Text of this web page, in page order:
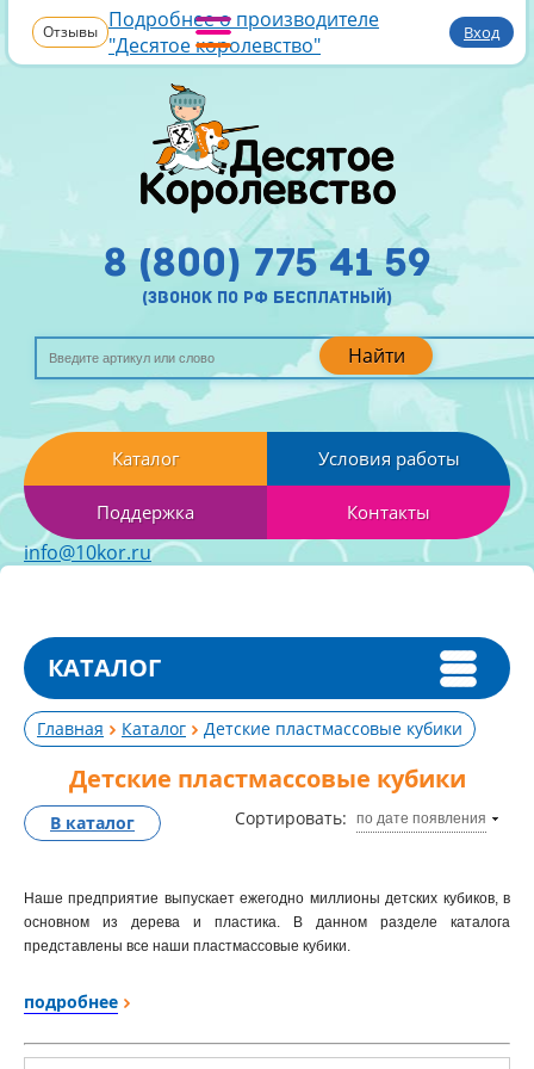
Отзывы Подробнее о производителе
"Десятое королевство"
Вход
Найти
8 (800) 775 41 59
(звонок по рф бесплатный)
Каталог Условия работы
Поддержка Контакты
info@10kor.ru
КАТАЛОГ
Главная Каталог Детские пластмассовые кубики
Детские пластмассовые кубики
Сортировать: по дате появления
В каталог
Наше предприятие выпускает ежегодно миллионы детских кубиков, в
основном из дерева и пластика. В данном разделе каталога
представлены все наши пластмассовые кубики.
Сразу вопрос.
Попробуем вам помочь разобраться в сотне наименований
пластиковых кубиков. По типу материала и способу изготовления
подробнее